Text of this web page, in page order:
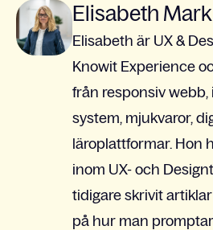
Elisabeth Mark
Elisabeth är UX &
Knowit Experience
från responsiv webb,
system, mjukvaror,
läroplattformar. Hon
inom UX- och
tidigare skrivit
på hur man